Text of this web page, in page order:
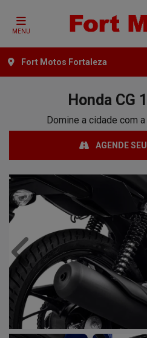
MENU
Fort Motos Fortaleza
Honda CG
Domine a cidade com
AGENDE
Anterior